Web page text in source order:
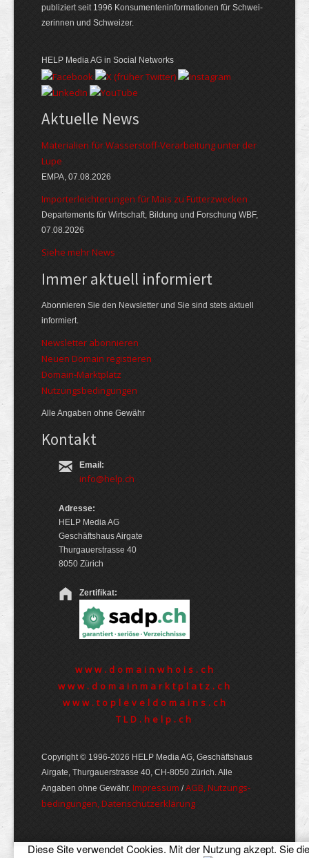
publiziert seit 1996 Konsumenten­informationen für Schwei­
zerinnen und Schweizer.
HELP Media AG in Social Networks
Aktuelle News
Materialien für Wasserstoff-Verarbeitung unter der
Lupe
EMPA, 07.08.2026
Importerleichterungen für Mais zu Futterzwecken
Departements für Wirtschaft, Bildung und Forschung WBF,
07.08.2026
Siehe mehr News
Immer aktuell informiert
Abonnieren Sie den Newsletter und Sie sind stets aktuell
informiert.
Newsletter abonnieren
Neuen Domain registieren
Domain-Marktplatz
Nutzungsbedingungen
Alle Angaben ohne Gewähr
Kontakt
Email:
info@help.ch
Adresse:
HELP Media AG
Geschäftshaus Airgate
Thurgauerstrasse 40
8050 Zürich
Zertifikat:
www.domainwhois.ch
www.domainmarktplatz.ch
www.topleveldomains.ch
TLD.help.ch
Copyright © 1996-2026 HELP Media AG, Geschäftshaus
Airgate, Thurgauer­strasse 40, CH-8050 Zürich. Alle
Angaben ohne Gewähr. Im­pres­sum /AGB, Nut­zungs­
bedin­gungen, Daten­schutz­er­klärung
Diese Site verwendet Cookies. Mit der Nutzung akzept. Sie die